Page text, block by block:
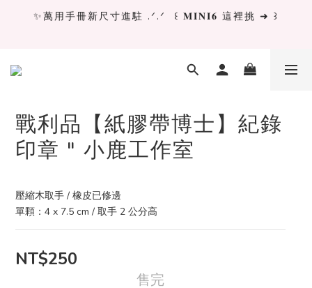
✨萬用手冊新尺寸進駐 .ᐟ.ᐟ  ꒰ 𝐌𝐈𝐍𝐈𝟔 這裡挑 ➜ ꒱
✨萬用手冊新尺寸進駐 .ᐟ.ᐟ  ꒰ 𝐌𝐈𝐍𝐈𝟔 這裡挑 ➜ ꒱
割墊
✨萬用手冊新尺寸進駐 .ᐟ.ᐟ  ꒰ 𝐌𝐈𝐍𝐈𝟔 這裡挑 ➜ ꒱
戰利品【紙膠帶博士】紀錄
印章 " 小鹿工作室
壓縮木取手 / 橡皮已修邊
單顆：4 x 7.5 cm / 取手 2 公分高
NT$250
售完